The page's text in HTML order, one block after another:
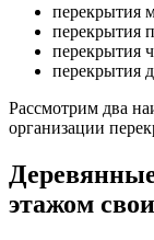
перекрытия
перекрытия
перекрытия
перекрытия
Рассмотрим два
организации
этажом